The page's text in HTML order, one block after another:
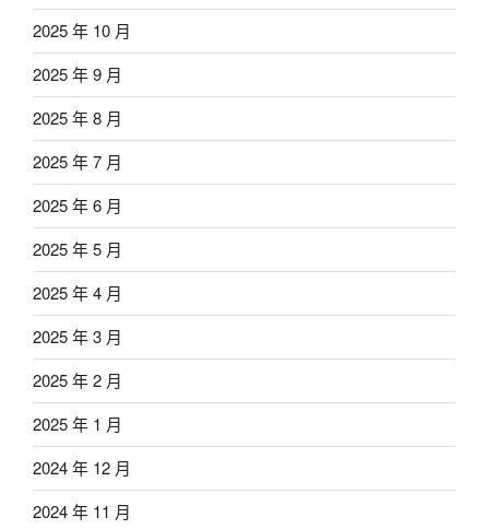
2025 年 10 月
2025 年 9 月
2025 年 8 月
2025 年 7 月
2025 年 6 月
2025 年 5 月
2025 年 4 月
2025 年 3 月
2025 年 2 月
2025 年 1 月
2024 年 12 月
2024 年 11 月